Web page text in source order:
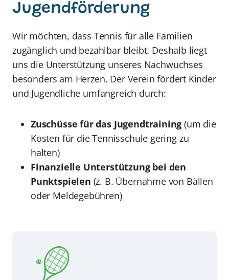
Jugendförderung
Wir möchten, dass Tennis für alle Familien
zugänglich und bezahlbar bleibt. Deshalb liegt
uns die Unterstützung unseres Nachwuchses
besonders am Herzen. Der Verein fördert Kinder
und Jugendliche umfangreich durch:
Zuschüsse für das Jugendtraining (um die
Kosten für die Tennisschule gering zu
halten)
Finanzielle Unterstützung bei den
Punktspielen (z. B. Übernahme von Bällen
oder Meldegebühren)